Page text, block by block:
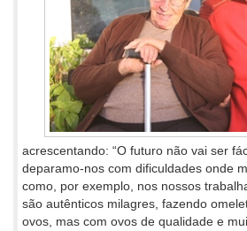
acrescentando: “O futuro não vai ser
deparamo-nos com dificuldades onde
como, por exemplo, nos nossos
são autênticos milagres, fazendo
ovos, mas com ovos de qualidade e